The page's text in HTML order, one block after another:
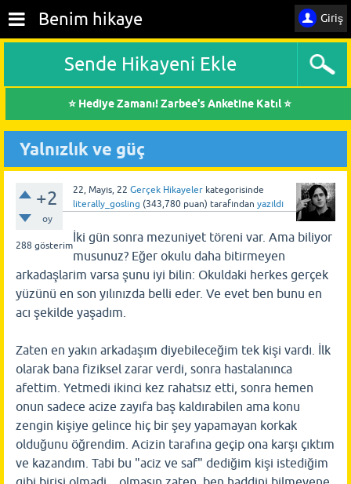
Giriş
Benim hikaye
Sende Hikayeni Ekle
⭐ Hediye Zamanı! Zarbee's Anketine Katıl ⭐
Yalnızlık ve güç
+2
oy
288 gösterim
22, Mayıs, 22 Gerçek Hikayeler kategorisinde
literally_gosling (343,780 puan) tarafından yazıldı
İki gün sonra mezuniyet töreni var. Ama biliyor
musunuz? Eğer okulu daha bitirmeyen
arkadaşlarim varsa şunu iyi bilin: Okuldaki herkes gerçek
yüzünü en son yılınızda belli eder. Ve evet ben bunu en
acı şekilde yaşadım.
Zaten en yakın arkadaşım diyebileceğim tek kişi vardı. İlk
olarak bana fiziksel zarar verdi, sonra hastalanınca
afettim. Yetmedi ikinci kez rahatsız etti, sonra hemen
onun sadece acize zayıfa baş kaldırabilen ama konu
zengin kişiye gelince hiç bir şey yapamayan korkak
olduğunu öğrendim. Acizin tarafına geçip ona karşı çıktım
ve kazandım. Tabi bu "aciz ve saf" dediğim kişi istediğim